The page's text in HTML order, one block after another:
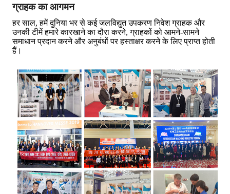
ग्राहक का आगमन
हर साल, हमें दुनिया भर से कई जलविद्युत उपकरण निवेश ग्राहक और
उनकी टीमें हमारे कारखाने का दौरा करने, ग्राहकों को आमने-सामने
समाधान प्रदान करने और अनुबंधों पर हस्ताक्षर करने के लिए प्राप्त होती
हैं।